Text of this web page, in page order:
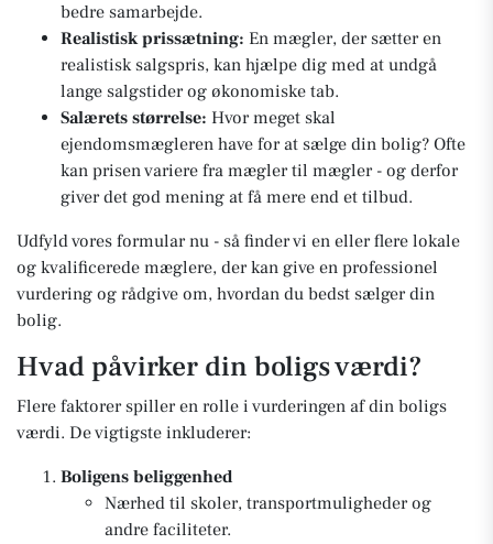
bedre samarbejde.
Realistisk prissætning: En mægler, der sætter en
realistisk salgspris, kan hjælpe dig med at undgå
lange salgstider og økonomiske tab.
Salærets størrelse: Hvor meget skal
ejendomsmægleren have for at sælge din bolig? Ofte
kan prisen variere fra mægler til mægler - og derfor
giver det god mening at få mere end et tilbud.
Udfyld vores formular nu - så finder vi en eller flere lokale
og kvalificerede mæglere, der kan give en professionel
vurdering og rådgive om, hvordan du bedst sælger din
bolig.
Hvad påvirker din boligs værdi?
Flere faktorer spiller en rolle i vurderingen af din boligs
værdi. De vigtigste inkluderer:
Boligens beliggenhed
Nærhed til skoler, transportmuligheder og
andre faciliteter.